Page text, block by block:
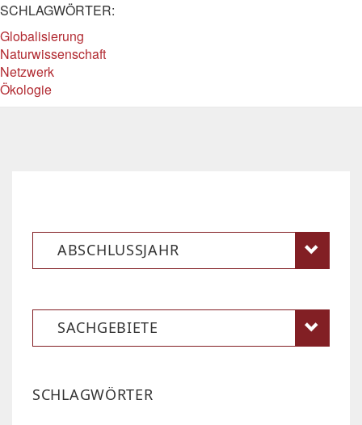
SCHLAGWÖRTER:
Globalisierung
Naturwissenschaft
Netzwerk
Ökologie
ABSCHLUSSJAHR
SACHGEBIETE
SCHLAGWÖRTER